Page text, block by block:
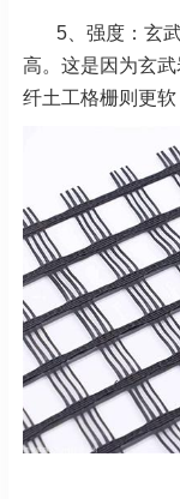
5、强度：玄
高。这是因为玄
纤土工格栅则更软